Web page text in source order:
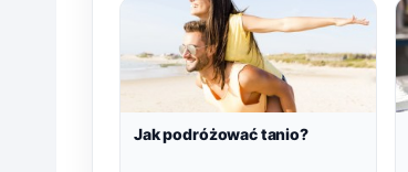
Jak podróżować tanio?